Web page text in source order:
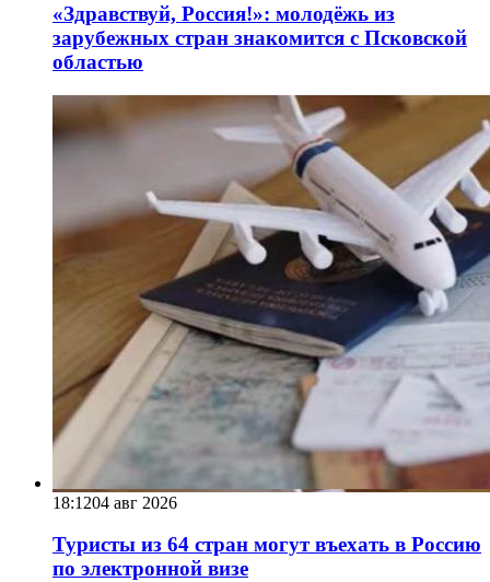
«Здравствуй, Россия!»: молодёжь из
зарубежных стран знакомится с Псковской
областью
18:1204 авг 2026
Туристы из 64 стран могут въехать в Россию
по электронной визе